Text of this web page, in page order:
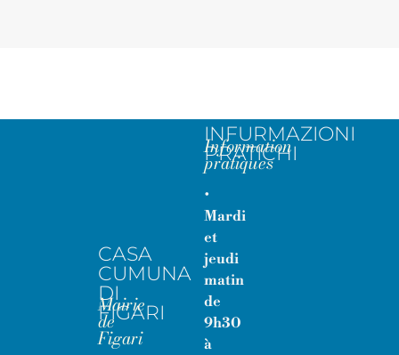
CASA
CUMUNA
DI
FIGARI
Mairie
de
Figari
INFURMAZIONI
PRATICHI
Information
pratiques
•
Mardi
et
jeudi
matin
de
9h30
à